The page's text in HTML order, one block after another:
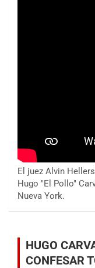
El juez Alvin
Hugo "El Pollo"
Nueva York.
HUGO
CONFESAR